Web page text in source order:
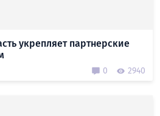
укрепляет партнерские
0 2940